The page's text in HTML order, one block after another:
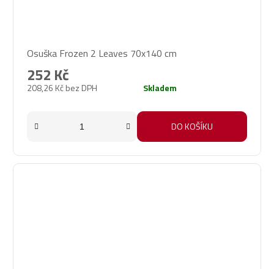
Osuška Frozen 2 Leaves 70x140 cm
208,26 Kč bez DPH
252 Kč
Skladem
DO KOŠÍKU